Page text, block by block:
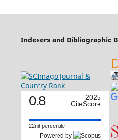
Indexers and Bibliographic
0.8
2025
CiteScore
22nd percentile
Powered by